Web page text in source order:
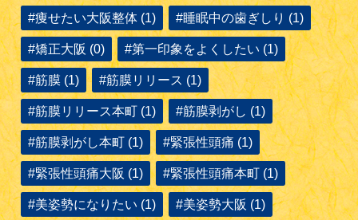
#痩せたい大阪整体 (1) #睡眠中の歯ぎしり (1)
#矯正大阪 (0) #第一印象をよくしたい (1)
#筋膜 (1) #筋膜リリース (1)
#筋膜リリース本町 (1) #筋膜剥がし (1)
#筋膜剥がし本町 (1) #緊張性頭痛 (1)
#緊張性頭痛大阪 (1) #緊張性頭痛本町 (1)
#美姿勢になりたい (1) #美姿勢大阪 (1)